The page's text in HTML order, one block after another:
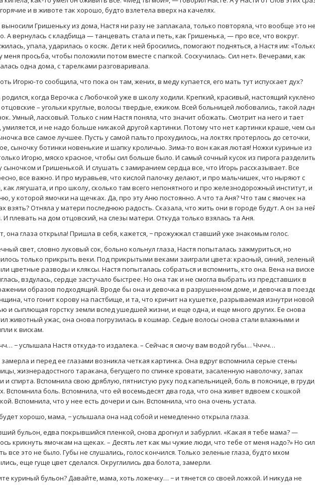
и в животе так хорошо, будто взлетела вверх на качелях.
выносили Гришеньку из дома, Настя ни разу не заплакала, только повторяла, что вообще это не
А вернулась с кладбища — танцевать стала и петь, как Гришенька, — про все, что вокруг.
упала, ударилась о косяк. Дети к ней бросились, помогают подняться, а Настя им:
меня просьба, чтобы положили потом вместе с папкой. Соскучилась. Сил нет». Вечерами, как
одна дома, с тарелками разговаривала.
Игорю-то сообщила, что пока он там, жених, в меду купается, его мать тут испускает дух?
родился, когда Верочка с Любочкой уже в школу ходили. Крепкий, красивый, настоящий
отцовские – угольки круглые, волосы твердые, ежиком. Всей больницей любовались, такой
Умный, ласковый. Только с ним Настя поняла, что значит обожать. Смотрит на него и тает
умиляется, и не надо больше никакой другой картинки. Потому что нет картинки краше, чем
все самое лучшее. Пусть у самой пальто прохудилось, на локтях протерлось до сеточки,
сыночку ботинки новенькие и шапку кроличью. Зима-то вон какая лютая! Ножки куриные из
Игорю, мяско красное, чтобы сил больше было. И самый сочный кусок из пирога разделить
сыночком и Гришенькой. И слушать с замиранием сердца все, что Игорь рассказывает. Все
все важно. И про муравьев, что кислой палочку делают, и про мальчишек, что ныряют с
как лягушата, и про школу, сколько там всего непонятного и про железнодорожный институт, и
у которой ямочки на щечках. Да, про эту Аню постоянно. А что та Аня? Что там с ямочек на
взять? Отняла у матери последнюю радость. Сказала, что жить они в городе будут. А он за
И плевать на дом отцовский, на слезы матери. Откуда только взялась та Аня.
она глаза открыла! Пришла в себя, кажется, − прожужжал ставший уже знакомым голос.
свет, словно луковый сок, больно кольнул глаза, Настя попыталась зажмуриться, но
только прикрыть веки. Под прикрытыми веками заиграли цвета: красный, синий,
цветные разводы и кляксы. Настя попыталась собраться и вспомнить, кто она. Вена на виске
вздулась, сердце застучало быстрее. Но она так и не смогла выбрать из представших в
образов подходящий. Вроде бы она и девочка в разрушенном доме, и девочка в
что гонит корову на пастбище, и та, что кричит на кушетке, разрываемая изнутри новой
и сыплющая горстку земли вслед ушедшей жизни, и еще одна, и еще много других. Ее снова
животный ужас, она снова погрузилась в кошмар. Седые волосы снова стали влажными и
к вискам.
− услышала Настя откуда-то издалека. – Сейчас я смочу вам водой губы… Чччч…
замерла и перед ее глазами возникла четкая картинка. Она вдруг вспомнила серые стены
жизнерадостного таракана, бегущего по спинке кровати, засаленную наволочку, запах
и спирта. Вспомнила свою дряблую, пятнистую руку под капельницей, боль в пояснице, в
Вспомнила боль. Вспомнила, что ей восемьдесят два года, что она живет вдвоем с кошкой
Вспомнила, что у нее есть дочери и сын. Вспомнила, что она очень устала.
хорошо, мама, − услышала она над собой и немедленно открыла глаза.
бульон, едва покрывшийся пленкой, снова дрогнул и забурлил. «Какая я тебе мама? —
крикнуть ямочкам на щеках. – Десять лет как мы чужие люди, что тебе от меня надо?» Но сил
все это не было. Губы не слушались, голос кончился. Только зеленые глаза, будто мхом
еще гуще цвет сделался. Округлились два болота, замерли.
куриный бульон? Давайте, мама, хоть ложечку… − и тянется со своей ложкой. И никуда не